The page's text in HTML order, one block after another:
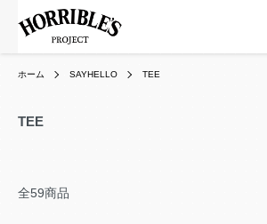
ホーム SAYHELLO TEE
TEE
全59商品